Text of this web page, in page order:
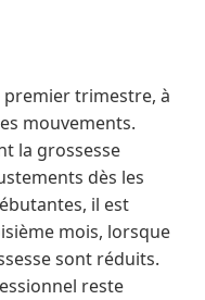
premier trimestre, à
mouvements.
la grossesse
dès les
il est
mois, lorsque
sont réduits.
reste